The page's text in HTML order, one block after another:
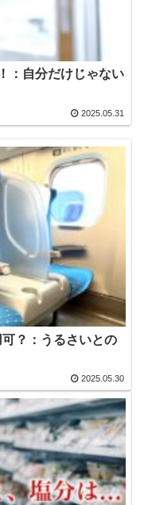
：自分だけじゃない
2025.05.31
？：うるさいとの
2025.05.30